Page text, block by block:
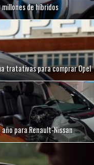
de híbridos
tratativas para comprar Opel
para Renault-Nissan